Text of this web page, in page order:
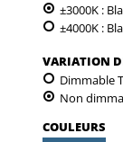
±3000K :
±4000K :
VARIATION
Dimmable
Non
COULEURS